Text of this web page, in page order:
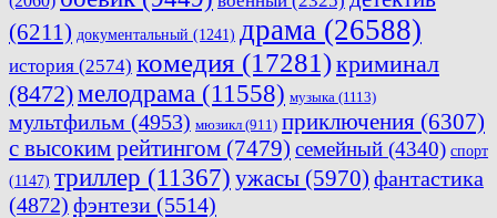
(6211) документальный (1241) драма (26588)
история (2574) комедия (17281)криминал
(8472)мелодрама (11558) музыка (1113)
мультфильм (4953) мюзикл (911) приключения (6307)
с высоким рейтингом (7479) семейный (4340) спорт
(1147) триллер (11367) ужасы (5970) фантастика
(4872) фэнтези (5514)